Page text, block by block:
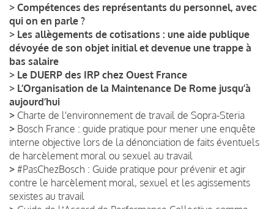
> Compétences des représentants du personnel, avec
qui on en parle ?
> Les allègements de cotisations : une aide publique
dévoyée de son objet initial et devenue une trappe à
bas salaire
> Le DUERP des IRP chez Ouest France
> L’Organisation de la Maintenance De Rome jusqu’à
aujourd’hui
> Charte de l'environnement de travail de Sopra-Steria
> Bosch France : guide pratique pour mener une enquête
interne objective lors de la dénonciation de faits éventuels
de harcèlement moral ou sexuel au travail
> #PasChezBosch : Guide pratique pour prévenir et agir
contre le harcèlement moral, sexuel et les agissements
sexistes au travail